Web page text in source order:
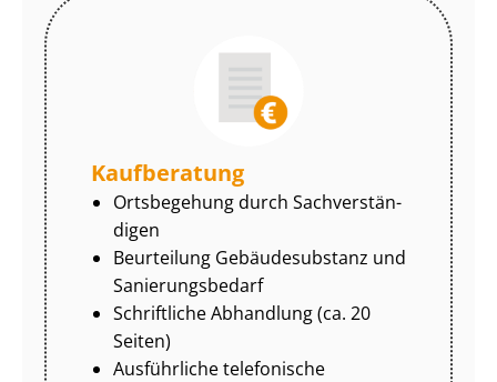
Kaufberatung
Ortsbegehung durch Sach­ver­stän­
di­gen
Beurteilung Gebäudesubstanz und
Sa­nie­rungs­be­darf
Schriftliche Abhandlung (ca. 20
Seiten)
Ausführliche telefonische